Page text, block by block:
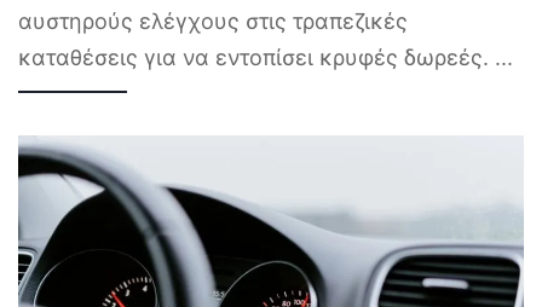
αυστηρούς ελέγχους στις τραπεζικές
καταθέσεις για να εντοπίσει κρυφές δωρεές. ...